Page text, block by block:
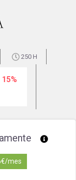
250 H
mes